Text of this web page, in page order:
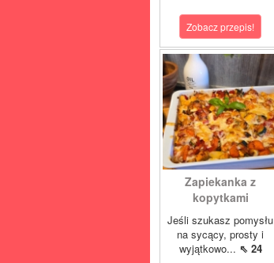
Zobacz przepis!
Zapiekanka z
kopytkami
Jeśli szukasz pomysłu
na sycący, prosty i
wyjątkowo... ⇖ 24